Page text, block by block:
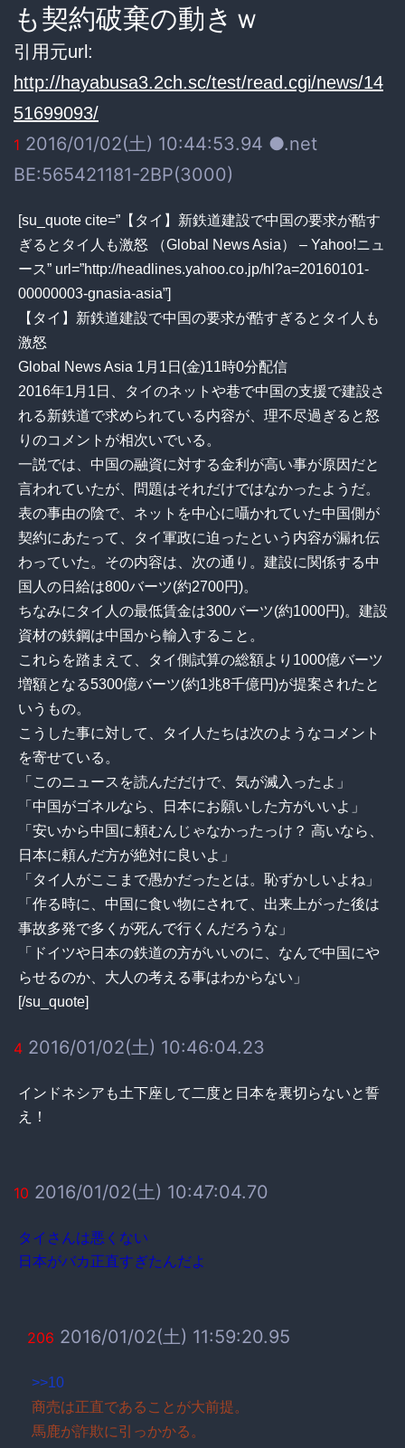
も契約破棄の動きｗ
引用元url:
http://hayabusa3.2ch.sc/test/read.cgi/news/14
51699093/
1 2016/01/02(土) 10:44:53.94 ●.net
BE:565421181-2BP(3000)
[su_quote cite=”【タイ】新鉄道建設で中国の要求が酷す
ぎるとタイ人も激怒 （Global News Asia） – Yahoo!ニュ
ース” url=”http://headlines.yahoo.co.jp/hl?a=20160101-
00000003-gnasia-asia”]
【タイ】新鉄道建設で中国の要求が酷すぎるとタイ人も
激怒
Global News Asia 1月1日(金)11時0分配信
2016年1月1日、タイのネットや巷で中国の支援で建設さ
れる新鉄道で求められている内容が、理不尽過ぎると怒
りのコメントが相次いでいる。
一説では、中国の融資に対する金利が高い事が原因だと
言われていたが、問題はそれだけではなかったようだ。
表の事由の陰で、ネットを中心に囁かれていた中国側が
契約にあたって、タイ軍政に迫ったという内容が漏れ伝
わっていた。その内容は、次の通り。建設に関係する中
国人の日給は800バーツ(約2700円)。
ちなみにタイ人の最低賃金は300バーツ(約1000円)。建設
資材の鉄鋼は中国から輸入すること。
これらを踏まえて、タイ側試算の総額より1000億バーツ
増額となる5300億バーツ(約1兆8千億円)が提案されたと
いうもの。
こうした事に対して、タイ人たちは次のようなコメント
を寄せている。
「このニュースを読んだだけで、気が滅入ったよ」
「中国がゴネルなら、日本にお願いした方がいいよ」
「安いから中国に頼むんじゃなかったっけ？ 高いなら、
日本に頼んだ方が絶対に良いよ」
「タイ人がここまで愚かだったとは。恥ずかしいよね」
「作る時に、中国に食い物にされて、出来上がった後は
事故多発で多くが死んで行くんだろうな」
「ドイツや日本の鉄道の方がいいのに、なんで中国にや
らせるのか、大人の考える事はわからない」
[/su_quote]
4 2016/01/02(土) 10:46:04.23
インドネシアも土下座して二度と日本を裏切らないと誓
え！
10 2016/01/02(土) 10:47:04.70
タイさんは悪くない
日本がバカ正直すぎたんだよ
206 2016/01/02(土) 11:59:20.95
>>10
商売は正直であることが大前提。
馬鹿が詐欺に引っかかる。